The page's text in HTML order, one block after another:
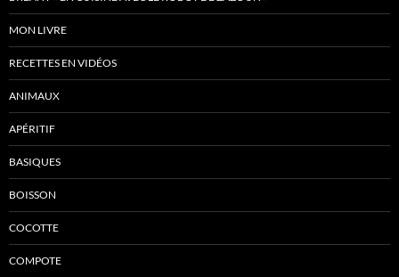
MON LIVRE
RECETTES EN VIDÉOS
ANIMAUX
APÉRITIF
BASIQUES
BOISSON
COCOTTE
COMPOTE